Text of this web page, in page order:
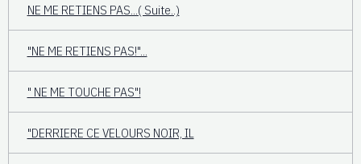
NE ME RETIENS PAS...( Suite..)
"NE ME RETIENS PAS!"...
" NE ME TOUCHE PAS"!
"DERRIERE CE VELOURS NOIR, IL